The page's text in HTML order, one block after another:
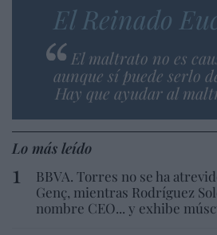
El Reinado
El maltrato no es
aunque sí puede serlo
Hay que ayudar al
Lo más leído
BBVA. Torres no se ha
Genç, mientras Rodríguez
nombre CEO... y exhibe